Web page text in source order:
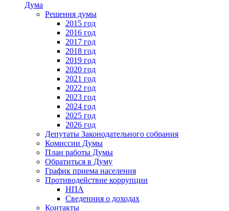
Дума
Решения думы
2015 год
2016 год
2017 год
2018 год
2019 год
2020 год
2021 год
2022 год
2023 год
2024 год
2025 год
2026 год
Депутаты Законодательного собрания
Комиссии Думы
План работы Думы
Обратиться в Думу
График приема населения
Противодействие коррупции
НПА
Сведенния о доходах
Контакты